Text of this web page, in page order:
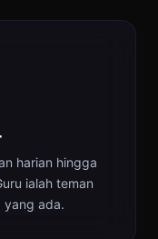
harian hingga
ialah teman
yang ada.